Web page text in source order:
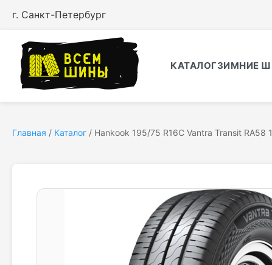
г. Санкт-Петербург
КАТАЛОГЗИМНИЕ
Главная / Каталог / Hankook 195/75 R16C Vantra Transit RA58